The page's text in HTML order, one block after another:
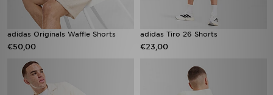
adidas Originals Waffle Shorts
€50,00
adidas Tiro 26 Shorts
€23,00